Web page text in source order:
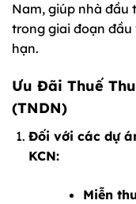
Nam, giúp nhà đầu
trong giai đoạn
hạn.
Ưu Đãi Thuế
(TNDN)
Đối với các dự
KCN:
Miễn